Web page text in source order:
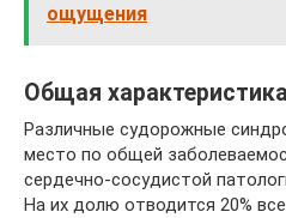
ощущения
Общая характеристика
Различные судорожные
место по общей
сердечно-сосудистой
На их долю отводится 20%